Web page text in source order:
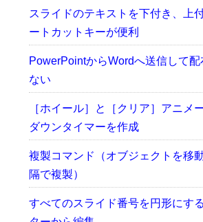
スライドのテキストを下付き、上
ートカットキーが便利
PowerPointからWordへ送信して
ない
［ホイール］と［クリア］アニメ
ダウンタイマーを作成
複製コマンド（オブジェクトを移
隔で複製）
すべてのスライド番号を円形にす